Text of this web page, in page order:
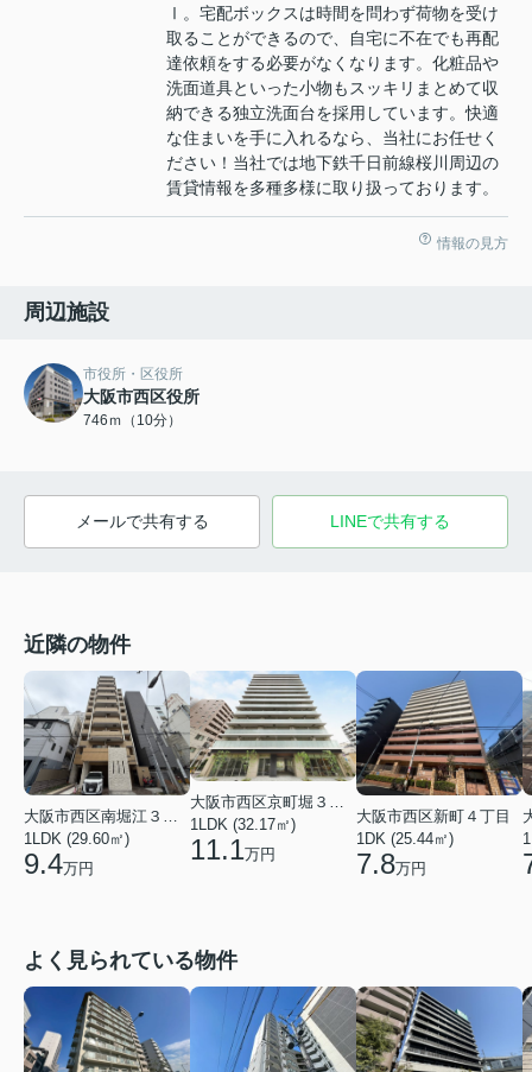
Ⅰ。宅配ボックスは時間を問わず荷物を受け
取ることができるので、自宅に不在でも再配
達依頼をする必要がなくなります。化粧品や
洗面道具といった小物もスッキリまとめて収
納できる独立洗面台を採用しています。快適
な住まいを手に入れるなら、当社にお任せく
ださい！当社では地下鉄千日前線桜川周辺の
賃貸情報を多種多様に取り扱っております。
情報の見方
周辺施設
市役所・区役所
大阪市西区役所
746ｍ（10分）
メールで共有する LINEで共有する
近隣の物件
1LDK (29.60㎡)
9.4万円
1LDK (32.17㎡)
11.1万円
大阪市西区新町４丁目
1DK (25.44㎡)
7.8万円
よく見られている物件